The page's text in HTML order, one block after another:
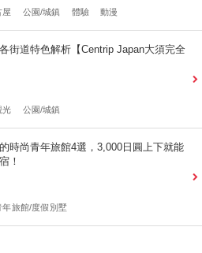
屋 公園/城鎮 體驗 動漫
街道特色解析【Centrip Japan大須完全
光 公園/城鎮
時尚青年旅館4選，3,000日圓上下就能
！
年旅館/度假別墅